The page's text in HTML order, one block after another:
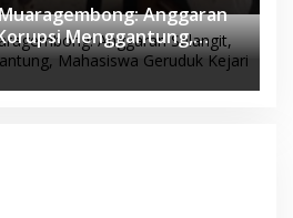
Anggaran
Menggantung,
Kejari Bekasi!